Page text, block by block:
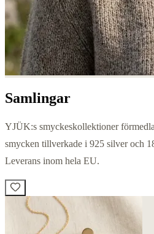
Samlingar
YJÜK:s smyckeskollektioner
smycken tillverkade i 925 silver och
Leverans inom hela EU.